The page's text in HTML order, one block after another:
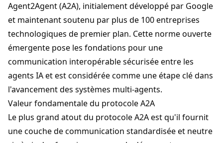
Agent2Agent(A2A), initialement développé par Google
et maintenant soutenu par plus de 100 entreprises
technologiques de premier plan. Cette norme ouverte
émergente pose les fondations pour une
communication interopérable sécurisée entre les
agents IA et est considérée comme une étape clé dans
l'avancement des systèmes multi-agents.
Valeur fondamentale du protocole A2A
Le plus grand atout du protocoleA2Aest qu'il fournit
une couche de communication standardisée et neutre